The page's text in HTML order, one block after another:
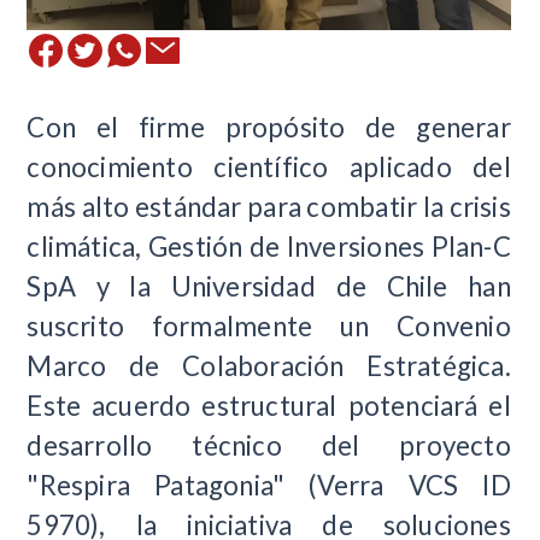
Con el firme propósito de generar
conocimiento científico aplicado del
más alto estándar para combatir la crisis
climática, Gestión de Inversiones Plan-C
SpA y la Universidad de Chile han
suscrito formalmente un Convenio
Marco de Colaboración Estratégica.
Este acuerdo estructural potenciará el
desarrollo técnico del proyecto
"Respira Patagonia" (Verra VCS ID
5970), la iniciativa de soluciones